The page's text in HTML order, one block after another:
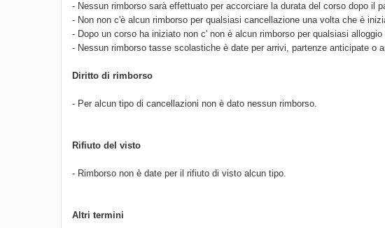
- Nessun rimborso sarà effettuato per accorciare la durata del corso dopo il
- Non non c'è alcun rimborso per qualsiasi cancellazione una volta che è
- Dopo un corso ha iniziato non c' non è alcun rimborso per qualsiasi
- Nessun rimborso tasse scolastiche è date per arrivi, partenze anticipate
Diritto di rimborso
- Per alcun tipo di cancellazioni non è dato nessun rimborso.
Rifiuto del visto
- Rimborso non è date per il rifiuto di visto alcun tipo.
Altri termini